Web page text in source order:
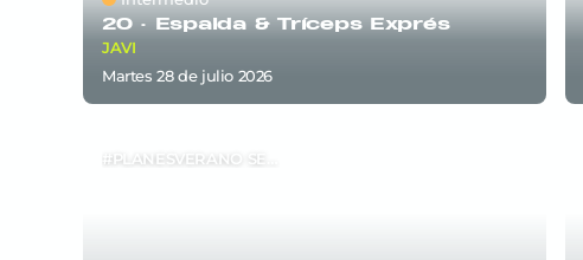
20 · Espalda & Tríceps Exprés
JAVI
martes 28de julio 2026